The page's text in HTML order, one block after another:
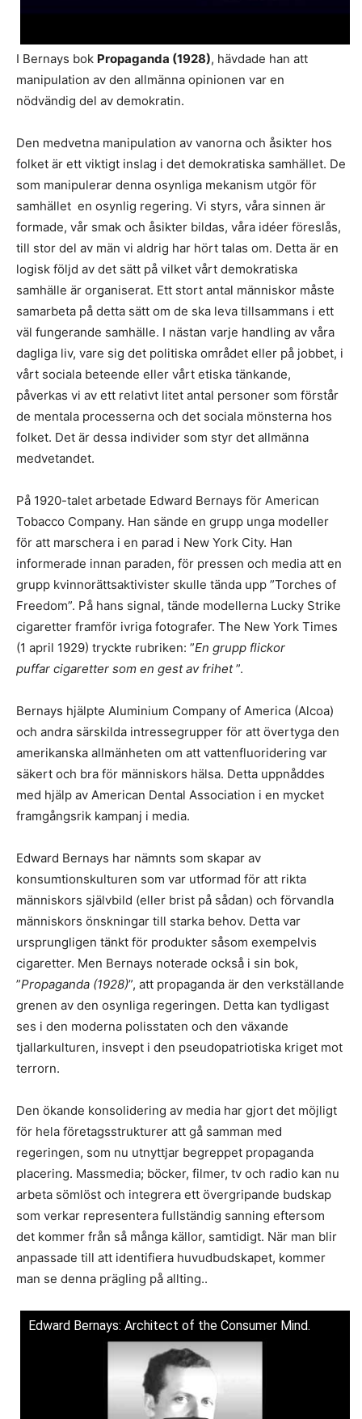
I Bernays bok Propaganda (1928), hävdade han att
manipulation av den allmänna opinionen var en
nödvändig del av demokratin.
Den medvetna manipulation av vanorna och åsikter hos
folket är ett viktigt inslag i det demokratiska samhället. De
som manipulerar denna osynliga mekanism utgör för
samhället en osynlig regering. Vi styrs, våra sinnen är
formade, vår smak och åsikter bildas, våra idéer föreslås,
till stor del av män vi aldrig har hört talas om. Detta är en
logisk följd av det sätt på vilket vårt demokratiska
samhälle är organiserat. Ett stort antal människor måste
samarbeta på detta sätt om de ska leva tillsammans i ett
väl fungerande samhälle. I nästan varje handling av våra
dagliga liv, vare sig det politiska området eller på jobbet, i
vårt sociala beteende eller vårt etiska tänkande,
påverkas vi av ett relativt litet antal personer som förstår
de mentala processerna och det sociala mönsterna hos
folket. Det är dessa individer som styr det allmänna
medvetandet.
På 1920-talet arbetade Edward Bernays för American
Tobacco Company. Han sände en grupp unga modeller
för att marschera i en parad i New York City. Han
informerade innan paraden, för pressen och media att en
grupp kvinnorättsaktivister skulle tända upp ”Torches of
Freedom”. På hans signal, tände modellerna Lucky Strike
cigaretter framför ivriga fotografer. The New York Times
(1 april 1929) tryckte rubriken: ”En grupp flickor
puffar cigaretter som en gest av frihet”.
Bernays hjälpte Aluminium Company of America (Alcoa)
och andra särskilda intressegrupper för att övertyga den
amerikanska allmänheten om att vattenfluoridering var
säkert och bra för människors hälsa. Detta uppnåddes
med hjälp av American Dental Association i en mycket
framgångsrik kampanj i media.
Edward Bernays har nämnts som skapar av
konsumtionskulturen som var utformad för att rikta
människors självbild (eller brist på sådan) och förvandla
människors önskningar till starka behov. Detta var
ursprungligen tänkt för produkter såsom exempelvis
cigaretter. Men Bernays noterade också i sin bok,
”Propaganda (1928)”, att propaganda är den verkställande
grenen av den osynliga regeringen. Detta kan tydligast
ses i den moderna polisstaten och den växande
tjallarkulturen, insvept i den pseudopatriotiska kriget mot
terrorn.
Den ökande konsolidering av media har gjort det möjligt
för hela företagsstrukturer att gå samman med
regeringen, som nu utnyttjar begreppet propaganda
placering. Massmedia; böcker, filmer, tv och radio kan nu
arbeta sömlöst och integrera ett övergripande budskap
som verkar representera fullständig sanning eftersom
det kommer från så många källor, samtidigt. När man blir
anpassade till att identifiera huvudbudskapet, kommer
man se denna prägling på allting..
Edward Bernays: Architect of the Consumer Mind.